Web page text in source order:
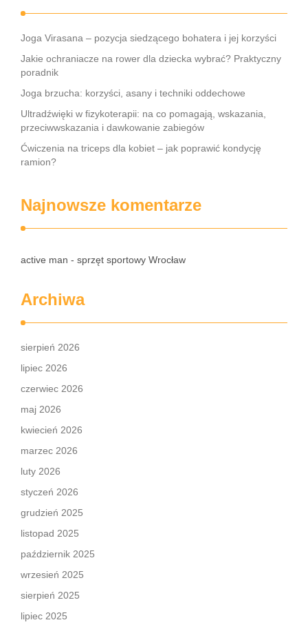
Joga Virasana – pozycja siedzącego bohatera i jej korzyści
Jakie ochraniacze na rower dla dziecka wybrać? Praktyczny
poradnik
Joga brzucha: korzyści, asany i techniki oddechowe
Ultradźwięki w fizykoterapii: na co pomagają, wskazania,
przeciwwskazania i dawkowanie zabiegów
Ćwiczenia na triceps dla kobiet – jak poprawić kondycję
ramion?
Najnowsze komentarze
active man - sprzęt sportowy Wrocław
Archiwa
sierpień 2026
lipiec 2026
czerwiec 2026
maj 2026
kwiecień 2026
marzec 2026
luty 2026
styczeń 2026
grudzień 2025
listopad 2025
październik 2025
wrzesień 2025
sierpień 2025
lipiec 2025